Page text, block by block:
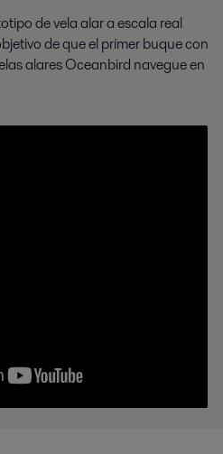
de vela alar a escala real
de que el primer buque con
alares Oceanbird navegue en